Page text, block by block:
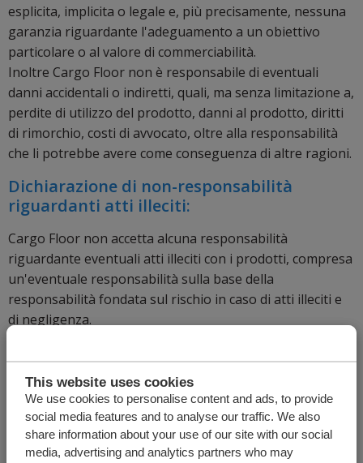
This website uses cookies
We use cookies to personalise content and ads, to provide
social media features and to analyse our traffic. We also
share information about your use of our site with our social
media, advertising and analytics partners who may
esplicita, implicita o legale e, più precisamente, nessuna
garanzia riguardante l'adeguamento a un obiettivo
particolare o al valore di commerciabilità.
Inoltre Cargo Floor non è responsabile di eventuali
danni accidentali o indiretti, quali, ma senza limitazione a,
perdite di utilizzo del prodotto, danni al prodotto, diritti
di rimorchio, costi di avvocato, oltre alla responsabilità
che li potrebbe avere come conseguenza di altre ragioni.
Dichiarazione di non-responsabilità
riguardanti atti illeciti:
Cargo Floor non accetta alcuna responsabilità
riguardante eventuali atti illeciti con i prodotti, compresa
un'eventuale responsabilità sulla base della
responsabilità fondata sul rischio in caso di atti illeciti e
di negligenza.
contraddizione con la legislazione e le
regolamentazioni:
Laddove una clausola della presente garanzia sia in
contraddizione con la legislazione e la regolamentazione